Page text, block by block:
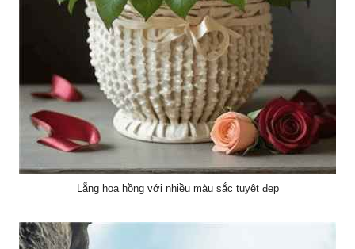
Lẵng hoa hồng với nhiều màu sắc tuyệt đẹp